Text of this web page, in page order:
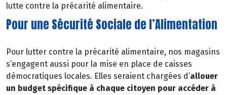
lutte contre la précarité alimentaire.
Pour une Sécurité Sociale de l’Alimentation
Pour lutter contre la précarité alimentaire, nos magasins
s’engagent aussi pour la mise en place de caisses
démocratiques locales. Elles seraient chargées d’allouer
un budget spécifique à chaque citoyen pour accéder à